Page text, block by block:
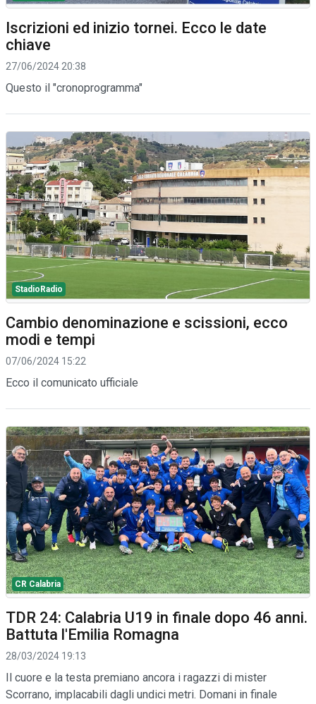
Iscrizioni ed inizio tornei. Ecco le date
chiave
27/06/2024 20:38
Questo il "cronoprogramma"
StadioRadio
Cambio denominazione e scissioni, ecco
modi e tempi
07/06/2024 15:22
Ecco il comunicato ufficiale
CR Calabria
TDR 24: Calabria U19 in finale dopo 46 anni.
Battuta l'Emilia Romagna
28/03/2024 19:13
Il cuore e la testa premiano ancora i ragazzi di mister
Scorrano, implacabili dagli undici metri. Domani in finale